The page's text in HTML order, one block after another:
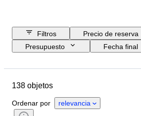
Filtros
Precio de reserva
Presupuesto
Fecha final
Estado
Edición
Color
Montura del objetivo
138 objetos
Ordenar por relevancia